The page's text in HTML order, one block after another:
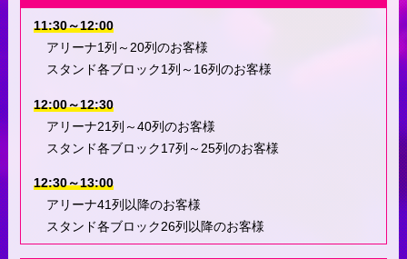
11:30～12:00
アリーナ1列～20列のお客様
スタンド各ブロック1列～16列のお客様
12:00～12:30
アリーナ21列～40列のお客様
スタンド各ブロック17列～25列のお客様
12:30～13:00
アリーナ41列以降のお客様
スタンド各ブロック26列以降のお客様